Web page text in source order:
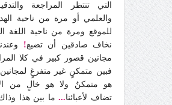
التي تنتظر المراجعة
والعلمي أو مرة من ناحية
للموقع ومرة من ناحية اللغة
نخاف صادقين أن تضيع!
مجانين قصور كبير في كلا
فبين متمكنٍ غير متفرغٍ
هو متمكنٌ ولا هو خالٍ من
تضاف لأعبائنا...ما بين هذا